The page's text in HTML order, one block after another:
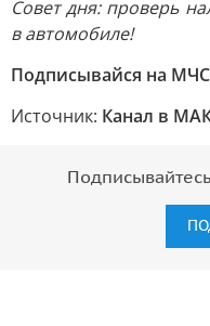
Совет дня: проверь
в автомобиле!
Подписывайся на
Источник: Канал в